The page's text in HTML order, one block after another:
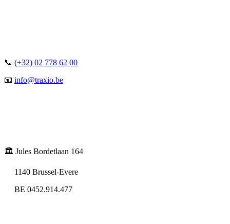
📞 (+32) 02 778 62 00
📧 info@traxio.be
🏛️ Jules Bordetlaan 164
1140 Brussel-Evere
BE 0452.914.477